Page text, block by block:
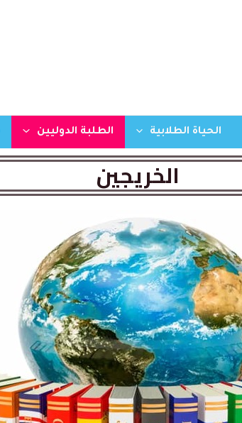
الحياة الطلابية الطلبة الدوليين
الخريجين